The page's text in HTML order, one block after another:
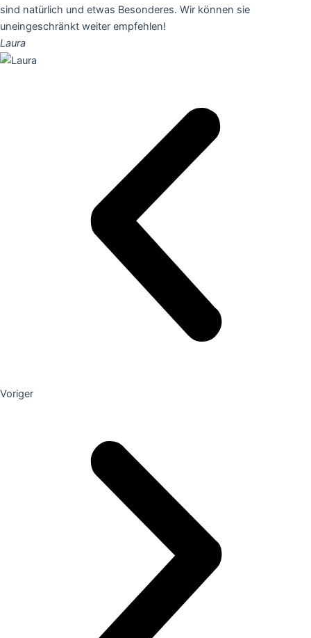
sind natürlich und etwas Besonderes. Wir können sie
uneingeschränkt weiter empfehlen!
Laura
Voriger